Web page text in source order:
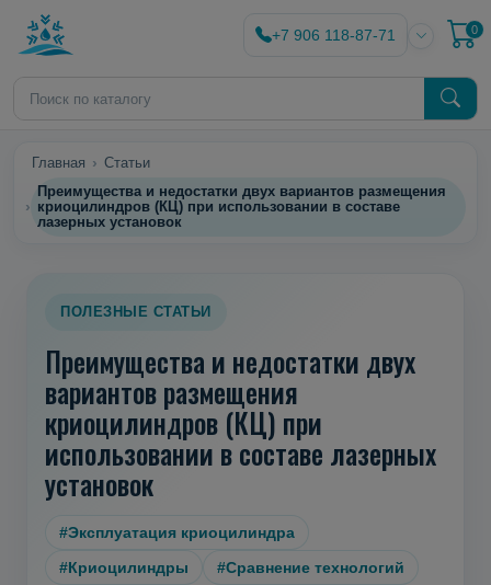
+7 906 118-87-71 0
Главная
Статьи
Преимущества и недостатки двух вариантов размещения
криоцилиндров (КЦ) при использовании в составе
лазерных установок
ПОЛЕЗНЫЕ СТАТЬИ
Преимущества и недостатки двух
вариантов размещения
криоцилиндров (КЦ) при
использовании в составе лазерных
установок
#Эксплуатация криоцилиндра
#Криоцилиндры
#Сравнение технологий